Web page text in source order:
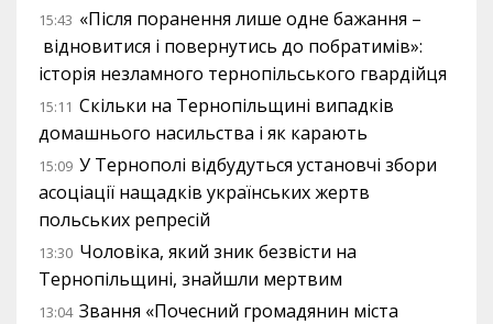
15:43 «Після поранення лише одне бажання –
відновитися і повернутись до побратимів»:
історія незламного тернопільського гвардійця
15:11 Скільки на Тернопільщині випадків
домашнього насильства і як карають
15:09 У Тернополі відбудуться установчі збори
асоціації нащадків українських жертв
польських репресій
13:30 Чоловіка, який зник безвісти на
Тернопільщині, знайшли мертвим
13:04 Звання «Почесний громадянин міста